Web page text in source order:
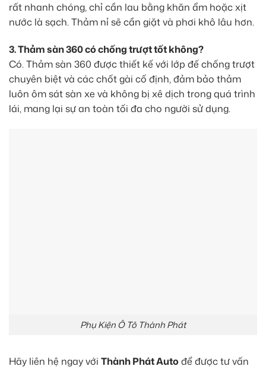
rất nhanh chóng, chỉ cần lau bằng khăn ẩm hoặc xịt
nước là sạch. Thảm nỉ sẽ cần giặt và phơi khô lâu hơn.
3. Thảm sàn 360 có chống trượt tốt không?
Có. Thảm sàn 360 được thiết kế với lớp đế chống trượt
chuyên biệt và các chốt gài cố định, đảm bảo thảm
luôn ôm sát sàn xe và không bị xê dịch trong quá trình
lái, mang lại sự an toàn tối đa cho người sử dụng.
Phụ Kiện Ô Tô Thành Phát
Hãy liên hệ ngay với Thành Phát Auto để được tư vấn